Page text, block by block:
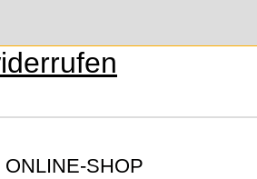
SHOP